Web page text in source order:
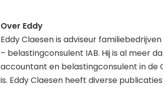
Over Eddy
Eddy Claesen is adviseur
– belastingconsulent IAB. Hij is al meer
accountant en belastingconsulent in de
is. Eddy Claesen heeft diverse